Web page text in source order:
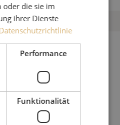
oder die sie im
ihrer Dienste
Performance
Funktionalität